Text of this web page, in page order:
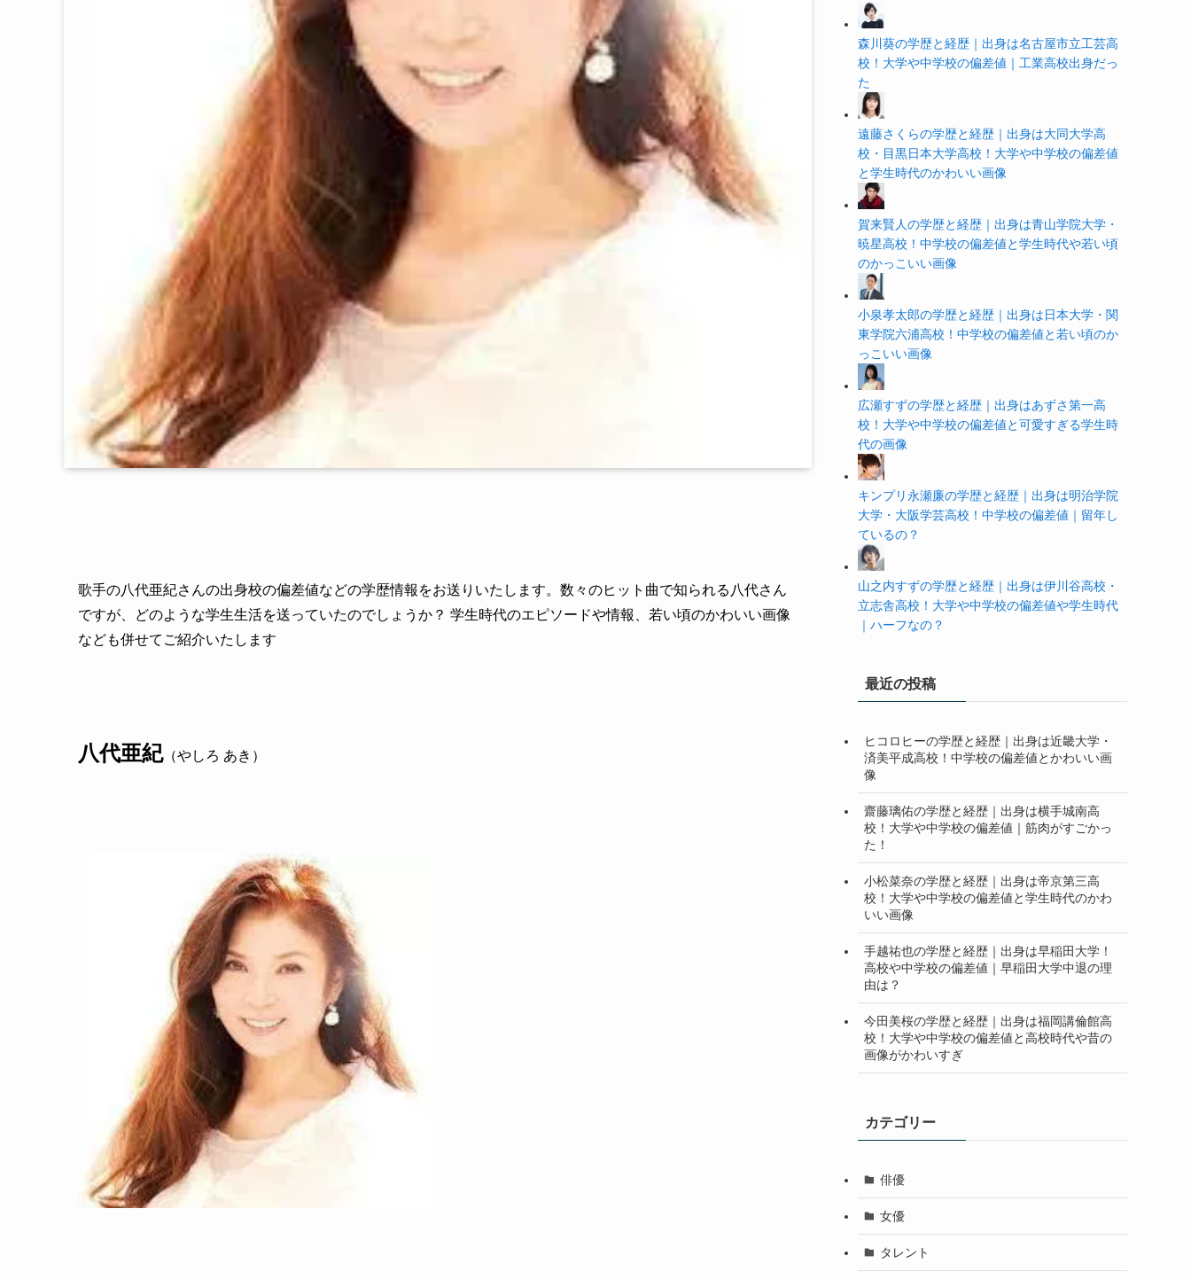
歌手の八代亜紀さんの出身校の偏差値などの学歴情報をお送りいたします。数々のヒット曲で知られる八代さん
ですが、どのような学生生活を送っていたのでしょうか？ 学生時代のエピソードや情報、若い頃のかわいい画像
なども併せてご紹介いたします
八代亜紀（やしろ あき）
森川葵の学歴と経歴｜出身は名古屋市立工芸高
校！大学や中学校の偏差値｜工業高校出身だっ
た
遠藤さくらの学歴と経歴｜出身は大同大学高
校・目黒日本大学高校！大学や中学校の偏差値
と学生時代のかわいい画像
賀来賢人の学歴と経歴｜出身は青山学院大学・
暁星高校！中学校の偏差値と学生時代や若い頃
のかっこいい画像
小泉孝太郎の学歴と経歴｜出身は日本大学・関
東学院六浦高校！中学校の偏差値と若い頃のか
っこいい画像
広瀬すずの学歴と経歴｜出身はあずさ第一高
校！大学や中学校の偏差値と可愛すぎる学生時
代の画像
キンプリ永瀬廉の学歴と経歴｜出身は明治学院
大学・大阪学芸高校！中学校の偏差値｜留年し
ているの？
山之内すずの学歴と経歴｜出身は伊川谷高校・
立志舎高校！大学や中学校の偏差値や学生時代
｜ハーフなの？
最近の投稿
ヒコロヒーの学歴と経歴｜出身は近畿大学・
済美平成高校！中学校の偏差値とかわいい画
像
齋藤璃佑の学歴と経歴｜出身は横手城南高
校！大学や中学校の偏差値｜筋肉がすごかっ
た！
小松菜奈の学歴と経歴｜出身は帝京第三高
校！大学や中学校の偏差値と学生時代のかわ
いい画像
手越祐也の学歴と経歴｜出身は早稲田大学！
高校や中学校の偏差値｜早稲田大学中退の理
由は？
今田美桜の学歴と経歴｜出身は福岡講倫館高
校！大学や中学校の偏差値と高校時代や昔の
画像がかわいすぎ
カテゴリー
俳優
女優
タレント